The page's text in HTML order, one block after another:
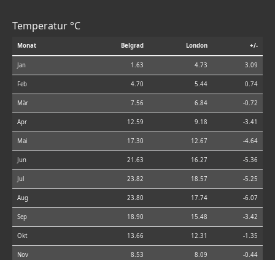
Temperatur °C
Monat Belgrad London +/-
Jan 1.63 4.73 3.09
Feb 4.70 5.44 0.74
Mär 7.56 6.84 -0.72
Apr 12.59 9.18 -3.41
Mai 17.30 12.67 -4.64
Jun 21.63 16.27 -5.36
Jul 23.82 18.57 -5.25
Aug 23.80 17.74 -6.07
Sep 18.90 15.48 -3.42
Okt 13.66 12.31 -1.35
Nov 8.53 8.09 -0.44